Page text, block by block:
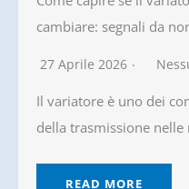
cambiare: segnali da
27 Aprile 2026
Il variatore è uno dei
della trasmissione nelle
READ MORE